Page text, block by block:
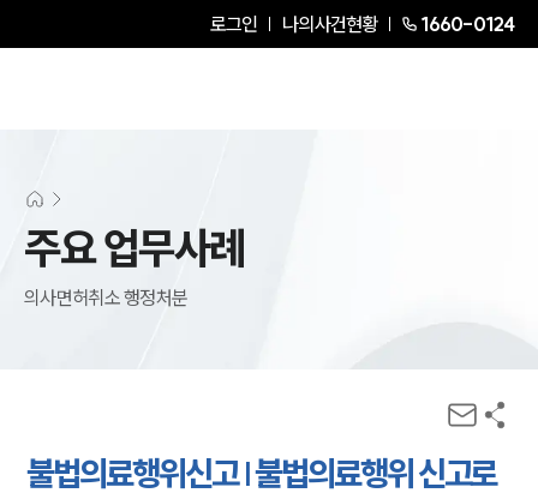
로그인 나의사건현황 1660-0124
주요 업무사례
의사면허취소 행정처분
불법의료행위신고 | 불법의료행위 신고로